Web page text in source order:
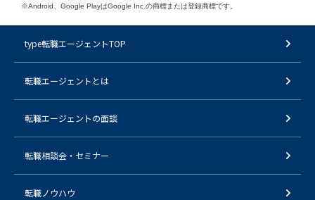
※Android、Google PlayはGoogle Inc.の商標または登録商標です。
type転職エージェントTOP
転職エージェントとは
転職エージェントの面談
転職相談会・セミナー
転職ノウハウ